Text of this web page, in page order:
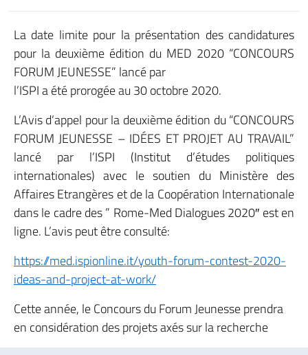
La date limite pour la présentation des candidatures
pour la deuxième édition du MED 2020 “CONCOURS
FORUM JEUNESSE” lancé par
l’ISPI a été prorogée au 30 octobre 2020.
L’Avis d’appel pour la deuxième édition du “CONCOURS
FORUM JEUNESSE – IDÉES ET PROJET AU TRAVAIL”
lancé par l’ISPI (Institut d’études politiques
internationales) avec le soutien du Ministère des
Affaires Etrangères et de la Coopération Internationale
dans le cadre des ” Rome-Med Dialogues 2020″ est en
ligne. L’avis peut être consulté:
https://med.ispionline.it/youth-forum-contest-2020-
ideas-and-project-at-work/
Cette année, le Concours du Forum Jeunesse prendra
en considération des projets axés sur la recherche